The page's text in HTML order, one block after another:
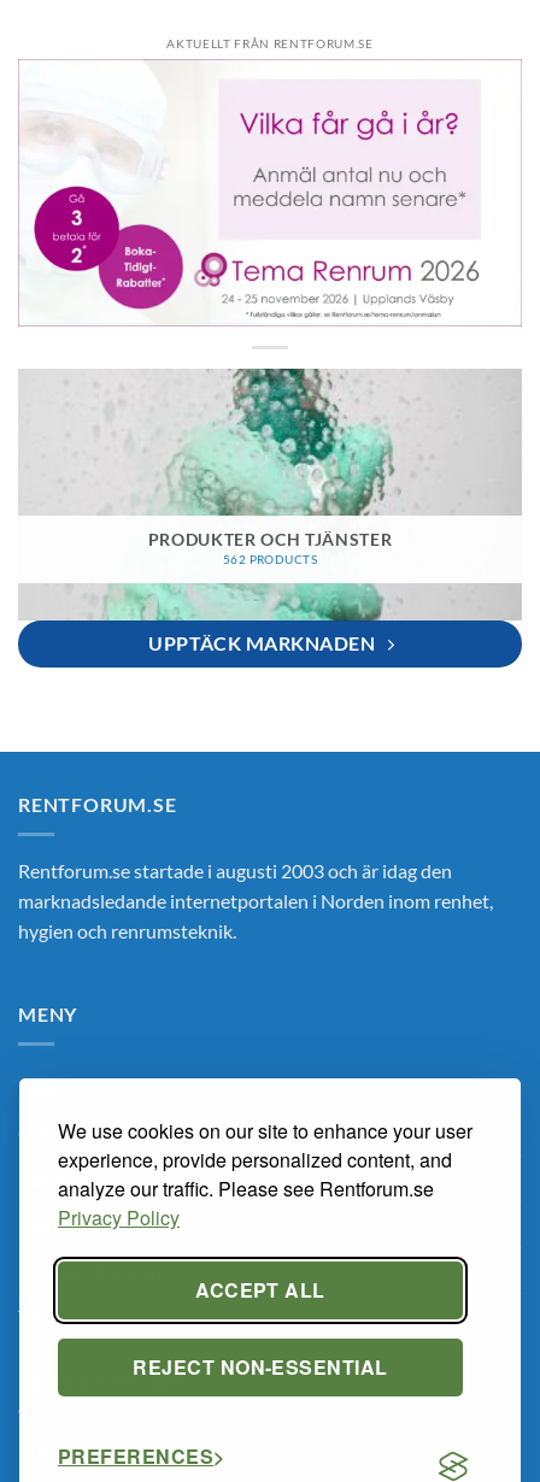
We use cookies on our site to enhance your user
experience, provide personalized content, and
analyze our traffic. Please see Rentforum.se
Privacy Policy
ACCEPT ALL
REJECT NON-ESSENTIAL
PREFERENCES
AKTUELLT FRÅN RENTFORUM.SE
PRODUKTER OCH TJÄNSTER
562 PRODUCTS
UPPTÄCK MARKNADEN
RENTFORUM.SE
Rentforum.se startade i augusti 2003 och är idag den
marknadsledande internetportalen i Norden inom renhet,
hygien och renrumsteknik.
MENY
Hem
Om Oss
Renarum
Marknaden
Kunskapsbanken
Tema Renrum 2026
PRIVACY POLICY
Privacy Policy